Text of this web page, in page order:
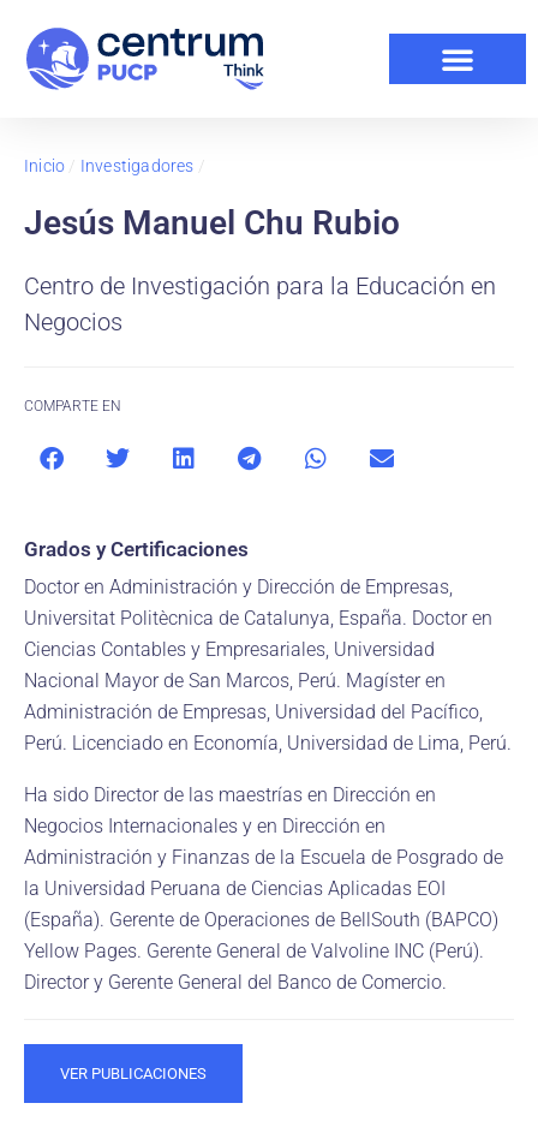
Inicio / Investigadores /
Jesús Manuel Chu Rubio
Centro de Investigación para la Educación en
Negocios
COMPARTE EN
Grados y Certificaciones
Doctor en Administración y Dirección de Empresas,
Universitat Politècnica de Catalunya, España. Doctor en
Ciencias Contables y Empresariales, Universidad
Nacional Mayor de San Marcos, Perú. Magíster en
Administración de Empresas, Universidad del Pacífico,
Perú. Licenciado en Economía, Universidad de Lima, Perú.
Ha sido Director de las maestrías en Dirección en
Negocios Internacionales y en Dirección en
Administración y Finanzas de la Escuela de Posgrado de
la Universidad Peruana de Ciencias Aplicadas EOI
(España). Gerente de Operaciones de BellSouth (BAPCO)
Yellow Pages. Gerente General de Valvoline INC (Perú).
Director y Gerente General del Banco de Comercio.
VER PUBLICACIONES